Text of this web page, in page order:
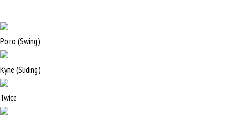
Рото (Swing)
Купе (Sliding)
Twice